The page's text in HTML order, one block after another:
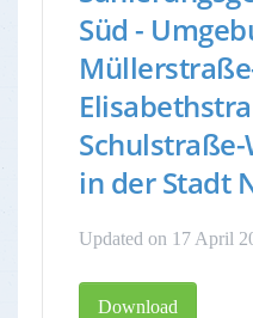
Süd -
in der Stadt
Updated on 17 April
Download